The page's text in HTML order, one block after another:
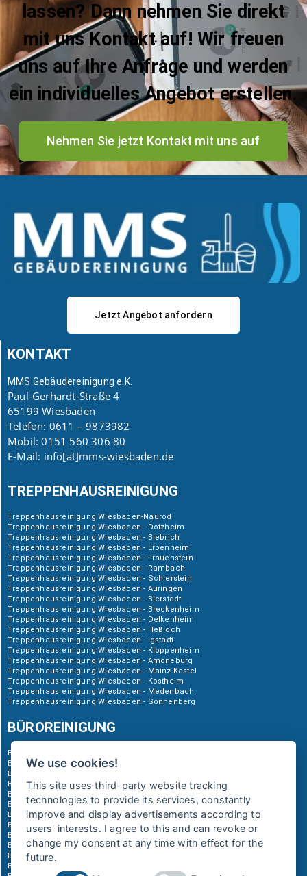
lassen? Dann nehmen Sie direkt
mit uns Kontakt auf! Wir freuen
uns auf Ihre Anfrage und werden
ein individuelles Angebot erstellen.
Nehmen Sie jetzt Kontakt mit uns auf
Jetzt Angebot anfordern
KONTAKT
MMS Gebäudereinigung e.K.
Paul-Gerhardt-Straße 4
65199 Wiesbaden
Telefon: 0611 – 9873982
Mobil: 0151 560 306 80
E-Mail: info[at]mms-wiesbaden.de
TREPPENHAUSREINIGUNG
Treppenhausreinigung Wiesbaden-Naurod
Treppenhausreinigung Wiesbaden - Dotzheim
Treppenhausreinigung Wiesbaden - Biebrich
Treppenhausreinigung Wiesbaden - Erbenheim
Treppenhausreinigung Wiesbaden - Frauenstein
Treppenhausreinigung Wiesbaden - Rambach
Treppenhausreinigung Wiesbaden - Schierstein
Treppenhausreinigung Wiesbaden - Auringen
Treppenhausreinigung Wiesbaden - Bierstadt
Treppenhausreinigung Wiesbaden - Breckenheim
Treppenhausreinigung Wiesbaden - Delkenheim
Treppenhausreinigung Wiesbaden - Heßloch
Treppenhausreinigung Wiesbaden - Igstadt
Treppenhausreinigung Wiesbaden - Kloppenheim
Treppenhausreinigung Wiesbaden - Amöneburg
Treppenhausreinigung Wiesbaden - Mainz-Kastel
Treppenhausreinigung Wiesbaden - Kostheim
Treppenhausreinigung Wiesbaden - Medenbach
Treppenhausreinigung Wiesbaden - Sonnenberg
BÜROREINIGUNG
Büroreinigung Wiesbaden-Naurod
Büroreinigung Wiesbaden - Dotzheim
Büroreinigung Wiesbaden - Biebrich
Büroreinigung Wiesbaden - Erbenheim
Büroreinigung Wiesbaden - Frauenstein
Büroreinigung Wiesbaden - Rambach
Büroreinigung Wiesbaden - Schierstein
Büroreinigung Wiesbaden - Auringen
Büroreinigung Wiesbaden - Bierstadt
Büroreinigung Wiesbaden - Breckenheim
Büroreinigung Wiesbaden - Delkenheim
Büroreinigung Wiesbaden - Heßloch
We use cookies!
This site uses third-party website tracking
technologies to provide its services, constantly
improve and display advertisements according to
users' interests. I agree to this and can revoke or
change my consent at any time with effect for the
future.